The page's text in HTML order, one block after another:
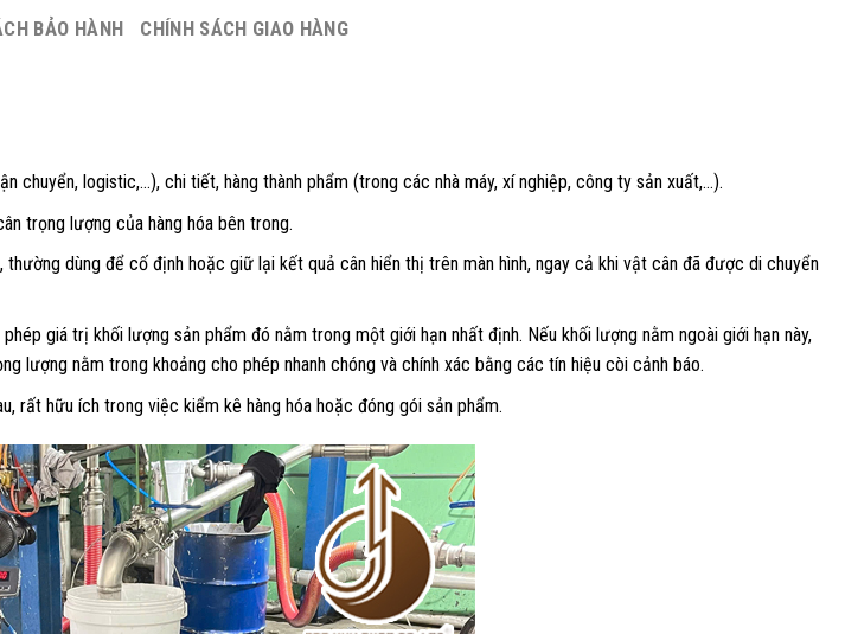
BẢO HÀNH CHÍNH SÁCH GIAO HÀNG
chuyển, logistic,…), chi tiết, hàng thành phẩm (trong các nhà máy, xí nghiệp, công ty sản xuất,…).
trọng lượng của hàng hóa bên trong.
dùng để cố định hoặc giữ lại kết quả cân hiển thị trên màn hình, ngay cả khi vật cân đã được di chuyển
giá trị khối lượng sản phẩm đó nằm trong một giới hạn nhất định. Nếu khối lượng nằm ngoài giới hạn này,
nằm trong khoảng cho phép nhanh chóng và chính xác bằng các tín hiệu còi cảnh báo.
rất hữu ích trong việc kiểm kê hàng hóa hoặc đóng gói sản phẩm.